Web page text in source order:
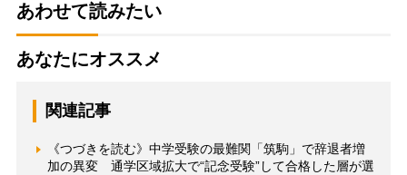
あわせて読みたい
あなたにオススメ
関連記事
《つづきを読む》中学受験の最難関「筑駒」で辞退者増
加の異変 通学区域拡大で“記念受験”して合格した層が選